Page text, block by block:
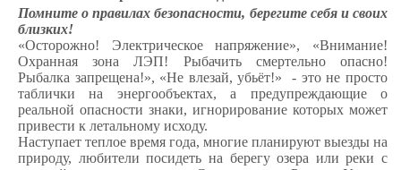
Помните о правилах безопасности, берегите себя и своих
близких!
«Осторожно! Электрическое напряжение», «Внимание!
Охранная зона ЛЭП! Рыбачить смертельно опасно!
Рыбалка запрещена!», «Не влезай, убьёт!»
- это не просто
таблички на энергообъектах, а предупреждающие о
реальной опасности знаки, игнорирование которых может
привести к летальному исходу.
Наступает теплое время года, многие планируют выезды на
природу, любители посидеть на берегу озера или реки с